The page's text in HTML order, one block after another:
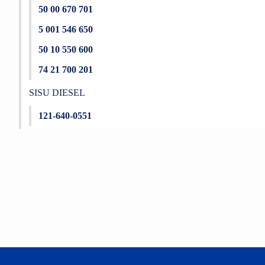
50 00 670 701
5 001 546 650
50 10 550 600
74 21 700 201
SISU DIESEL
121-640-0551
Ürün bilgilerinde hatalar bulunuyor.